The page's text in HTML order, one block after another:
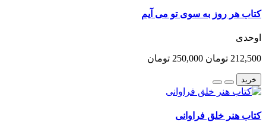
کتاب هر روز به سوی تو می آیم
اوحدی
212,500 تومان 250,000 تومان
خرید
کتاب هنر خلق فراوانی